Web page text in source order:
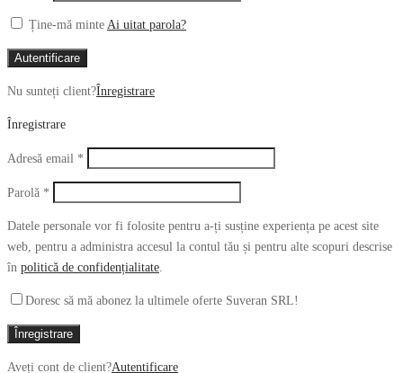
Ține-mă minte Ai uitat parola?
Autentificare
Nu sunteți client?Înregistrare
Înregistrare
Adresă email *
Parolă *
Datele personale vor fi folosite pentru a-ți susține experiența pe acest site
web, pentru a administra accesul la contul tău și pentru alte scopuri descrise
în politică de confidențialitate.
Doresc să mă abonez la ultimele oferte Suveran SRL!
Înregistrare
Aveți cont de client?Autentificare